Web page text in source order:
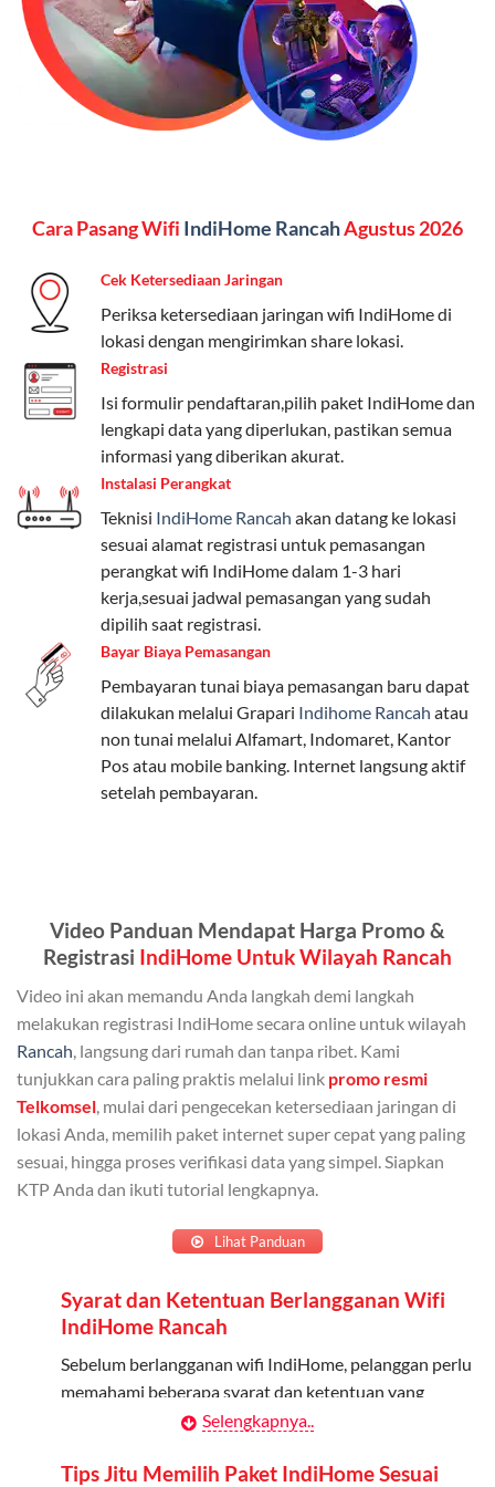
menginginkan internet, komunikasi, dan hiburan
(streaming & TV) dalam satu paket.
Paket Dynamic IP
keluarga, nelpon & SMS semua operator, dan akses
Kelebihan:
Cocok untuk pengguna yang membutuhkan
koneksi internet cepat dan stabil dengan fleksibilitas
kuota. Pilihan harga bervariasi sesuai kebutuhan.
Telkomsel One menyediakan pilihan paket yang
beragam, mulai dari paket hemat hingga premium.
Pengguna bisa memilih sesuai kebutuhan, baik untuk
internet, komunikasi, atau hiburan.
Paket Easy cocok untuk kebutuhan dasar, Paket
Complete untuk yang menginginkan fitur lengkap,
dan Paket Dynamic IP untuk pengguna yang
memprioritaskan kecepatan internet tinggi.
Paket Telkomsel One dengan Kuota Keluarga
Salah satu fitur unggulan Telkomsel One adalah Paket
Kuota Keluarga. Dengan kuota hingga 30 GB, Anda
bisa membagikan internet kepada anggota keluarga
atau teman tanpa perlu khawatir kehabisan kuota.
Admin (pelanggan utama) dan anggota yang terdaftar.
Admin dapat mendaftarkan hingga 5 anggota
keluarga atau teman untuk menggunakan kuota ini.
Berlaku Nasional
Kuota keluarga bisa digunakan di seluruh Indonesia
untuk jaringan 2G, 3G, dan 4G.
Kuota ini hanya bisa digunakan di dalam negeri.
Cara Menggunakan Kuota Keluarga
Daftarkan Anggota: Admin dapat mendaftarkan anggota
melalui aplikasi MyTelkomsel atau website Telkomsel One.
Bagikan Kuota: Setelah terdaftar, anggota bisa langsung
Cara Pasang Wifi IndiHome RancahAgustus 2026
Cek Ketersediaan Jaringan
Periksa ketersediaan jaringan wifi IndiHome di
lokasi dengan mengirimkan share lokasi.
Registrasi
Isi formulir pendaftaran,pilih paket IndiHome dan
lengkapi data yang diperlukan, pastikan semua
informasi yang diberikan akurat.
Instalasi Perangkat
Teknisi IndiHome Rancah akan datang ke lokasi
sesuai alamat registrasi untuk pemasangan
perangkat wifi IndiHome dalam 1-3 hari
kerja,sesuai jadwal pemasangan yang sudah
dipilih saat registrasi.
Bayar Biaya Pemasangan
Pembayaran tunai biaya pemasangan baru dapat
dilakukan melalui Grapari Indihome Rancah atau
non tunai melalui Alfamart, Indomaret, Kantor
Pos atau mobile banking. Internet langsung aktif
setelah pembayaran.
Video Panduan Mendapat Harga Promo &
Registrasi IndiHome Untuk Wilayah Rancah
Video ini akan memandu Anda langkah demi langkah
melakukan registrasi IndiHome secara online untuk wilayah
Rancah , langsung dari rumah dan tanpa ribet. Kami
tunjukkan cara paling praktis melalui link promo resmi
Telkomsel , mulai dari pengecekan ketersediaan jaringan di
lokasi Anda, memilih paket internet super cepat yang paling
sesuai, hingga proses verifikasi data yang simpel. Siapkan
KTP Anda dan ikuti tutorial lengkapnya.
Lihat Panduan
Syarat dan Ketentuan Berlangganan Wifi
IndiHome Rancah
Sebelum berlangganan wifi IndiHome, pelanggan perlu
memahami beberapa syarat dan ketentuan yang
Kontrak Berlangganan
Selengkapnya..
Tips Jitu Memilih Paket IndiHome Sesuai